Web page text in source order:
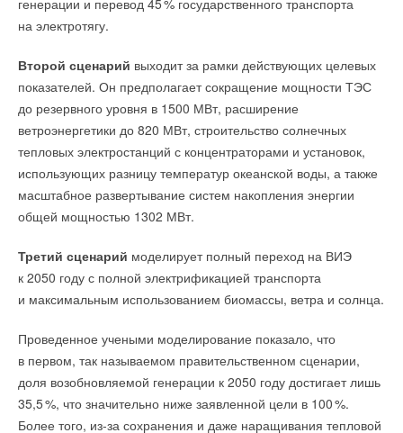
генерации и перевод 45% государственного транспорта
на электротягу.
Второй сценарий выходит за рамки действующих целевых
показателей. Он предполагает сокращение мощности ТЭС
до резервного уровня в 1500 МВт, расширение
ветроэнергетики до 820 МВт, строительство солнечных
тепловых электростанций с концентраторами и установок,
использующих разницу температур океанской воды, а также
масштабное развертывание систем накопления энергии
общей мощностью 1302 МВт.
Третий сценарий моделирует полный переход на ВИЭ
к 2050 году с полной электрификацией транспорта
и максимальным использованием биомассы, ветра и солнца.
Проведенное учеными моделирование показало, что
в первом, так называемом правительственном сценарии,
доля возобновляемой генерации к 2050 году достигает лишь
35,5%, что значительно ниже заявленной цели в 100%.
Более того, из-за сохранения и даже наращивания тепловой
Для защиты от землетрясений в здании установлено 106
специальных демпферов Tectonus. Вместо жёсткого
сопротивления подземным толчкам конструкция способна
автоматически использует виртуальный резервный датчик,
дополнительно защищена герметичным блоком управления
D-Box со степенью защиты IP68.
Для проектировщиков реализована технология NewLink,
поддерживающая различные топологии подключения,
тепла, а высокотехнологичное инженерное устройство,
сочетающее в себе эффективность, удобство монтажа,
учёта и управления. Сегодня конкуренция на рынке всё
чаще определяется не производственными мощностями,
а способностью создавать собственные технологии.
Получение патента — ещё одно подтверждение сильной
инженерной школы Royal Thermo и нашего стремления
развивать решения, которые задают новые стандарты
для отрасли. Как лидер рынка, мы рассматриваем
инновации не как отдельные проекты, а как основу
Thermo продолжает инвестировать в исследования
и разработки, формируя будущее рынка отопительного
оборудования», — отметилАндрей Ашихмин,
коммерческий директор Royal Thermo
* По суммарным количественным продажам приборов
водяного отопления согласно ООО «Литвинчук Маркетинг»
от 21.05.2024 г., исх. 14.